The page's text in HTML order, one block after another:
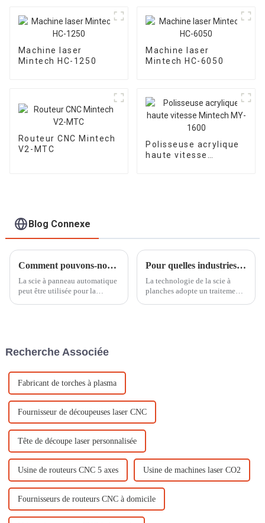
Machine laser
Mintech HC-1250
Machine laser
Mintech HC-6050
Routeur CNC Mintech
V2-MTC
Polisseuse acrylique
haute vitesse
Blog Connexe
Comment pouvons-nous utiliser une scie à faisceau automatique ?
La scie à panneau automatique
peut être utilisée pour la
économique, principalement
d'acrylique et de pla...
Pour quelles industries la scie à planches peut-elle être utilisée ?
La technologie de la scie à
planches adopte un traitement
Recherche Associée
Fabricant de torches à plasma
Fournisseur de découpeuses laser CNC
Tête de découpe laser personnalisée
Usine de routeurs CNC 5 axes Usine de machines laser CO2
Fournisseurs de routeurs CNC à domicile